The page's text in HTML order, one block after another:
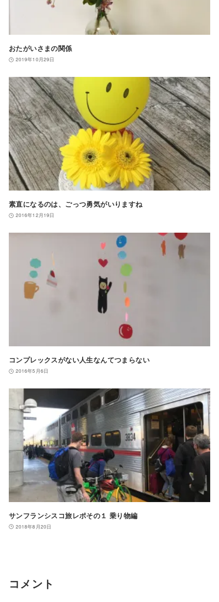
おたがいさまの関係
2019年10月29日
素直になるのは、ごっつ勇気がいりますね
2016年12月19日
コンプレックスがない人生なんてつまらない
2016年5月6日
サンフランシスコ旅レポその１ 乗り物編
2018年8月20日
コメント